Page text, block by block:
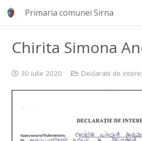
Primaria comunei Sirna
Chirita Simona
30 iulie 2020 Declaratii de